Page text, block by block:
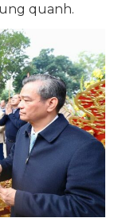
quanh.